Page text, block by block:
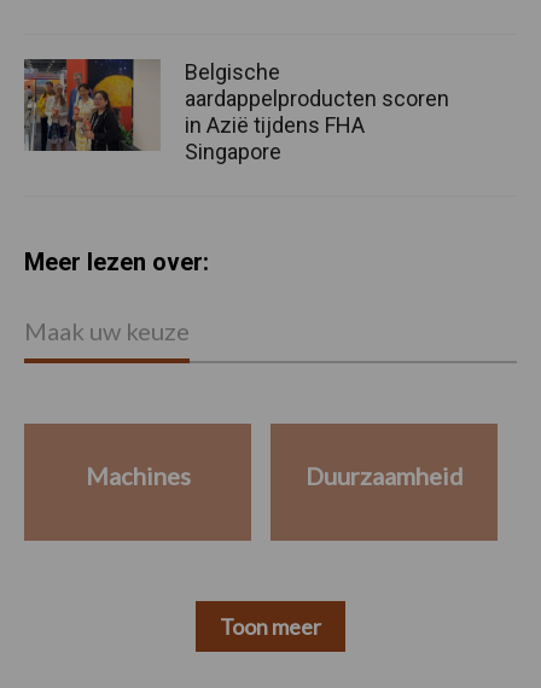
Belgische
aardappelproducten scoren
in Azië tijdens FHA
Singapore
Meer lezen over:
Maak uw keuze
Machines Duurzaamheid
Toon meer